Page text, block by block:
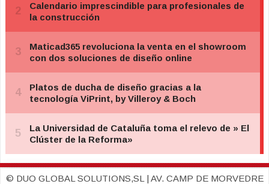
© DUO GLOBAL SOLUTIONS,SL | AV. CAMP DE MORVEDRE